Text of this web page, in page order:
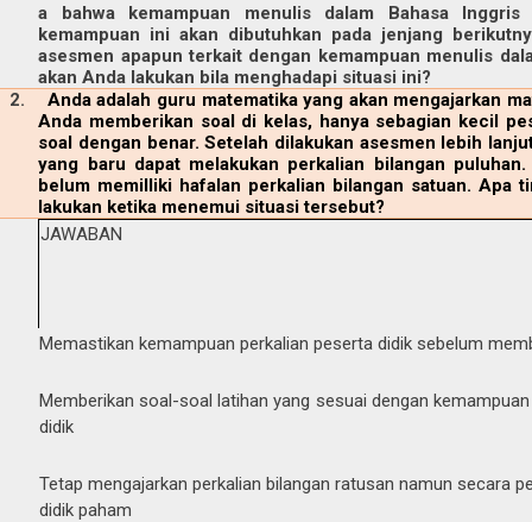
a bahwa kemampuan menulis dalam Bahasa
kemampuan ini akan dibutuhkan pada jenjang
asesmen apapun terkait dengan kemampuan menulis
akan Anda lakukan bila menghadapi situasi ini?
2.
Anda adalah guru matematika yang akan mengajarkan
Anda memberikan soal di kelas, hanya sebagian kecil
soal dengan benar. Setelah dilakukan asesmen lebih
yang baru dapat melakukan perkalian bilangan
belum memilliki hafalan perkalian bilangan satuan. Apa
lakukan ketika menemui situasi tersebut?
JAWABAN
Memastikan kemampuan perkalian peserta didik sebelum
Memberikan soal-soal latihan yang sesuai dengan
didik
Tetap mengajarkan perkalian bilangan ratusan namun secara
didik paham